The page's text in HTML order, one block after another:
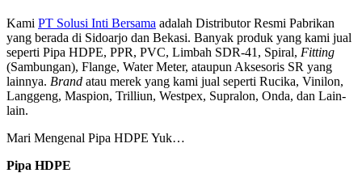
Kami PT Solusi Inti Bersama adalah Distributor Resmi Pabrikan
yang berada di Sidoarjo dan Bekasi. Banyak produk yang kami jual
seperti Pipa HDPE, PPR, PVC, Limbah SDR-41, Spiral, Fitting
(Sambungan), Flange, Water Meter, ataupun Aksesoris SR yang
lainnya. Brand atau merek yang kami jual seperti Rucika, Vinilon,
Langgeng, Maspion, Trilliun, Westpex, Supralon, Onda, dan Lain-
lain.
Mari Mengenal Pipa HDPE Yuk…
Pipa HDPE